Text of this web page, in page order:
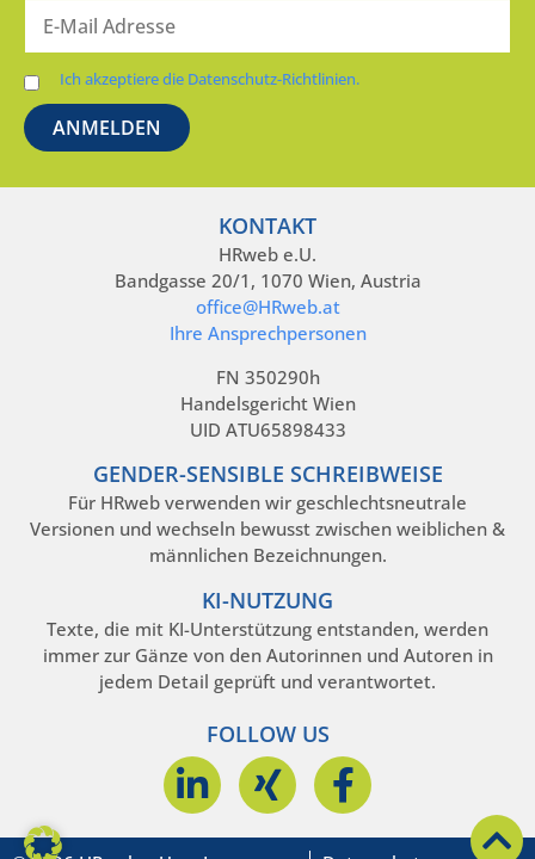
Ich akzeptiere die Datenschutz-Richtlinien.
KONTAKT
HRweb e.U.
Bandgasse 20/1, 1070 Wien, Austria
office@HRweb.at
Ihre Ansprechpersonen
FN 350290h
Handelsgericht Wien
UID ATU65898433
GENDER-SENSIBLE SCHREIBWEISE
Für HRweb verwenden wir geschlechtsneutrale
Versionen und wechseln bewusst zwischen weiblichen &
männlichen Bezeichnungen.
KI-NUTZUNG
Texte, die mit KI-Unterstützung entstanden, werden
immer zur Gänze von den Autorinnen und Autoren in
jedem Detail geprüft und verantwortet.
FOLLOW US